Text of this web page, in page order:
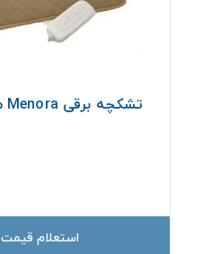
تشکچه برقی Menora مدل 9 لایه
استعلام قیمت